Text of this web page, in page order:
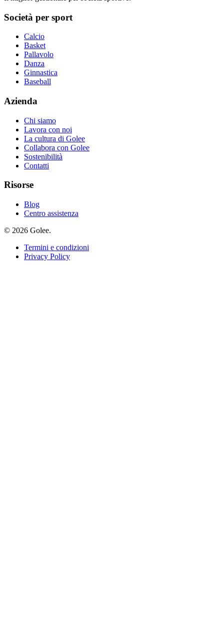
Società per sport
Calcio
Basket
Pallavolo
Danza
Ginnastica
Baseball
Azienda
Chi siamo
Lavora con noi
La cultura di Golee
Collabora con Golee
Sostenibilità
Contatti
Risorse
Blog
Centro assistenza
© 2026 Golee.
Termini e condizioni
Privacy Policy